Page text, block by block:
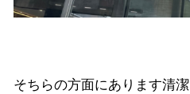
そちらの方面にあります清